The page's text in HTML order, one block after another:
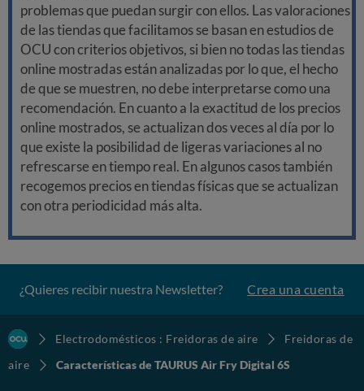
problemas que puedan surgir con ellos. Las valoraciones
de las tiendas que facilitamos se basan en estudios de
OCU con criterios objetivos, si bien no todas las tiendas
online mostradas están analizadas por lo que, el hecho
de que se muestren, no debe interpretarse como una
recomendación. En cuanto a la exactitud de los precios
online mostrados, se actualizan dos veces al día por lo
que existe la posibilidad de ligeras variaciones al no
refrescarse en tiempo real. En algunos casos también
recogemos precios en tiendas físicas que se actualizan
con otra periodicidad más alta.
¿Quieres recibir nuestra Newsletter? Crea una cuenta
Electrodomésticos : Freidoras de aire
Freidoras de
aire
Características de TAURUS Air Fry Digital 6S